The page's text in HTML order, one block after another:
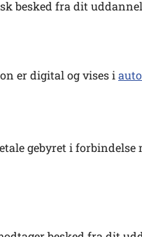
besked fra dit
er digital og vises i
gebyret i forbindelse